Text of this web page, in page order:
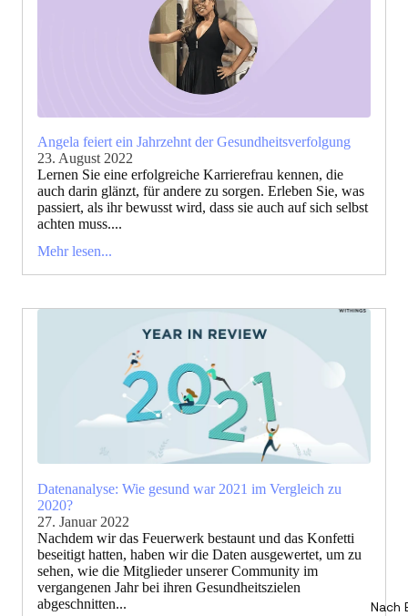
Nach
Angela feiert ein Jahrzehnt der Gesundheitsverfolgung
23. August 2022
Lernen Sie eine erfolgreiche Karrierefrau kennen, die
auch darin glänzt, für andere zu sorgen. Erleben Sie, was
passiert, als ihr bewusst wird, dass sie auch auf sich selbst
achten muss....
Mehr lesen...
Datenanalyse: Wie gesund war 2021 im Vergleich zu
2020?
27. Januar 2022
Nachdem wir das Feuerwerk bestaunt und das Konfetti
beseitigt hatten, haben wir die Daten ausgewertet, um zu
sehen, wie die Mitglieder unserer Community im
vergangenen Jahr bei ihren Gesundheitszielen
abgeschnitten...